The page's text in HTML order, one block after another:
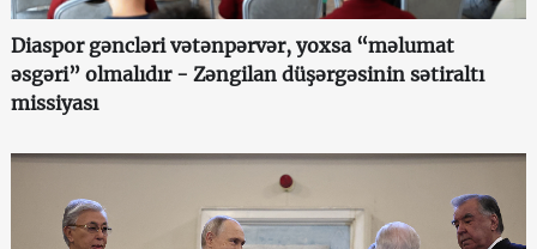
Diaspor gəncləri vətənpərvər, yoxsa “məlumat
əsgəri” olmalıdır - Zəngilan düşərgəsinin sətiraltı
missiyası